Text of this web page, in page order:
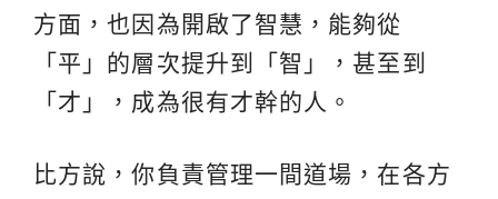
方面，也因為開啟了智慧，能夠從
「平」的層次提升到「智」，甚至到
「才」，成為很有才幹的人。
比方說，你負責管理一間道場，在各方